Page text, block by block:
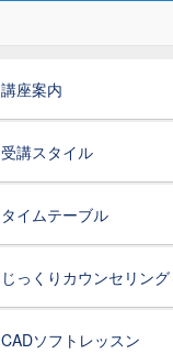
講座案内
受講スタイル
タイムテーブル
じっくりカウンセリン
CADソフトレッスン